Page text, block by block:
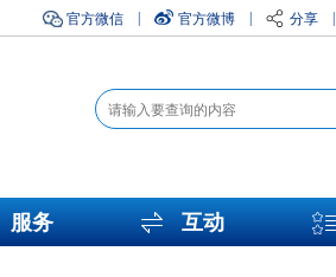
官方微信 官方微博 分享
服务 互动